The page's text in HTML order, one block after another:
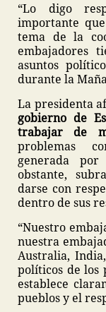
“Lo digo
importante
tema de la
embajadores
asuntos
durante la
La presidenta
gobierno de
trabajar de
problemas
generada
obstante,
darse con
dentro de sus
“Nuestro
nuestra
Australia,
políticos de los
establece
pueblos y el